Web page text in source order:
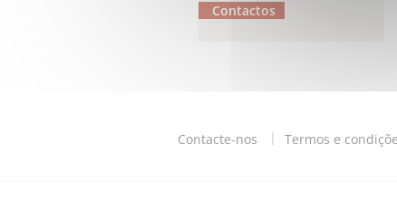
Contactos
Contacte-nos Termos e